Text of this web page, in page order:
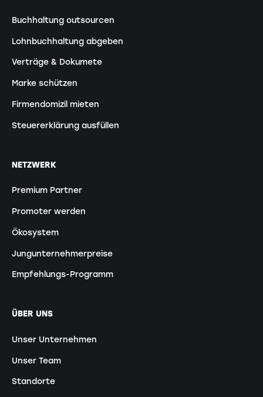
Buchhaltung outsourcen
Lohnbuchhaltung abgeben
Verträge & Dokumete
Marke schützen
Firmendomizil mieten
Steuererklärung ausfüllen
NETZWERK
Premium Partner
Promoter werden
Ökosystem
Jungunternehmerpreise
Empfehlungs-Programm
ÜBER UNS
Unser Unternehmen
Unser Team
Standorte